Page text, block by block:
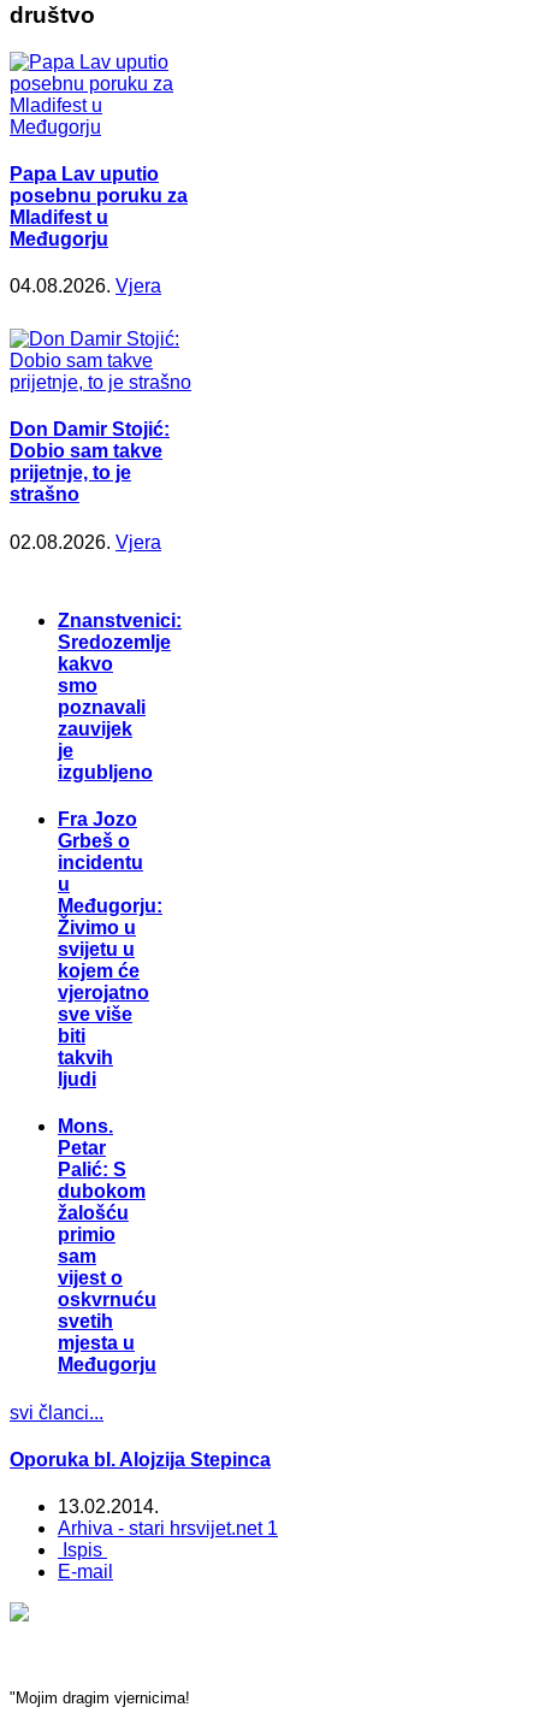
društvo
Papa Lav uputio
posebnu poruku za
Mladifest u
Međugorju
04.08.2026. Vjera
Don Damir Stojić:
Dobio sam takve
prijetnje, to je
strašno
02.08.2026. Vjera
Znanstvenici:
Sredozemlje
kakvo
smo
poznavali
zauvijek
je
izgubljeno
Fra Jozo
Grbeš o
incidentu
u
Međugorju:
Živimo u
svijetu u
kojem će
vjerojatno
sve više
biti
takvih
ljudi
Mons.
Petar
Palić: S
dubokom
žalošću
primio
sam
vijest o
oskvrnuću
svetih
mjesta u
Međugorju
svi članci...
Oporuka bl. Alojzija Stepinca
13.02.2014.
Arhiva - stari hrsvijet.net 1
Ispis
E-mail
"Mojim dragim vjernicima!